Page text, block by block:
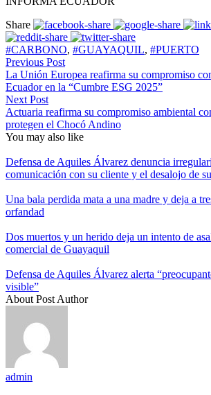
Share
#CARBONO, #GUAYAQUIL, #PUERTO
Previous Post
La Unión Europea reafirma su compromiso
Ecuador en la “Cumbre ESG 2025”
Next Post
Actuaria reafirma su compromiso ambiental
protegen el Chocó Andino
You may also like
Defensa de Aquiles Álvarez denuncia
comunicación con su cliente y el desalojo de
Una bala perdida mata a una madre y deja a
orfandad
Dos muertos y un herido deja un intento de
comercial de Guayaquil
Defensa de Aquiles Álvarez alerta
visible”
About Post Author
admin